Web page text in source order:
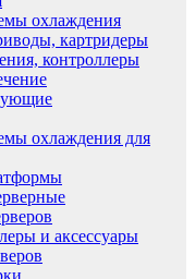
охлаждения
картридеры
контроллеры
охлаждения для
и аксессуары